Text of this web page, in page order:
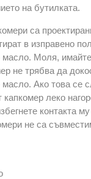
на бутилката.
са
в изправено
масло. Моля,
не трябва да
масло. Ако това се
капкомер леко
контакта
не са